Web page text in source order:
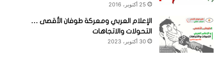
25 أكتوبر، 2016
الإعلام العربي ومعركة طوفان الأقصى …
التحولات والاتجاهات
30 أكتوبر، 2023